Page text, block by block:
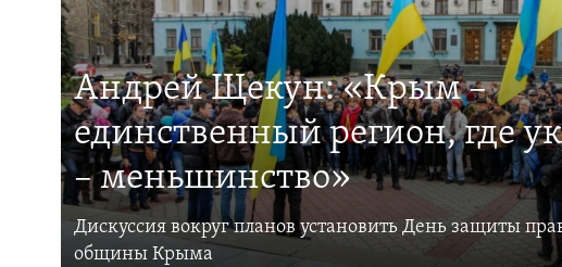
Андрей Щекун: «Крым –
единственный регион, где
– меньшинство»
Дискуссия вокруг планов установить День защиты
общины Крыма